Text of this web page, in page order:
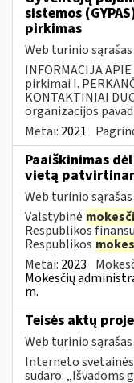
sistemos
pirkimas
Web turinio sąrašas
INFORMACIJA
pirkimai I.
KONTAKTINIAI
organizacijos
Metai: 2021
Paaiškinimas
vietą
Web turinio sąrašas
Valstybinė
Respublikos
Respublikos
Metai: 2023
Mokesčių
m.
Teisės aktų
Web turinio sąrašas
Interneto
sudaro: